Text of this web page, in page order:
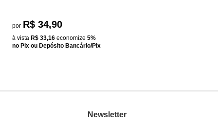
por R$ 34,90
à vista R$ 33,16 economize 5%
no Pix ou Depósito Bancário/Pix
Newsletter